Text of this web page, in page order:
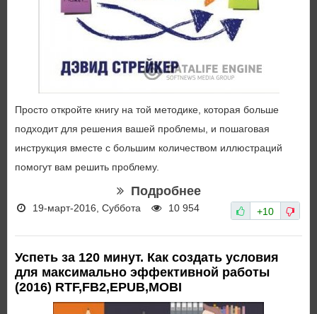
Просто откройте книгу на той методике, которая больше
подходит для решения вашей проблемы, и пошаговая
инструкция вместе с большим количеством иллюстраций
помогут вам решить проблему.
Подробнее
19-март-2016, Суббота 10 954 +10
Успеть за 120 минут. Как создать условия
для максимально эффективной работы
(2016) RTF,FB2,EPUB,MOBI